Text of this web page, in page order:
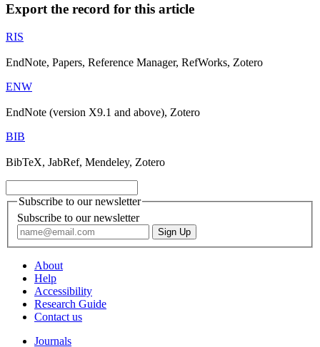
Export the record for this article
RIS
EndNote, Papers, Reference Manager, RefWorks, Zotero
ENW
EndNote (version X9.1 and above), Zotero
BIB
BibTeX, JabRef, Mendeley, Zotero
Subscribe to our newsletter
Subscribe to our newsletter
About
Help
Accessibility
Research Guide
Contact us
Journals